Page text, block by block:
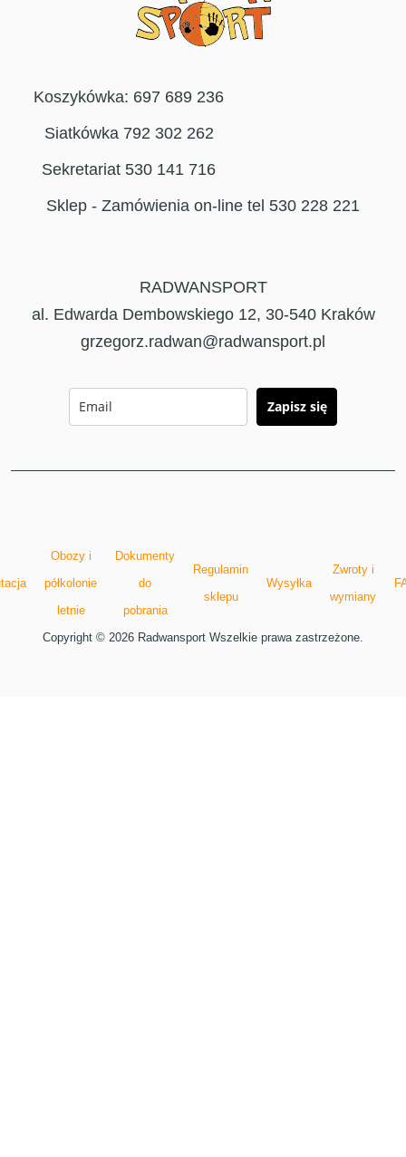
Koszykówka: 697 689 236
Siatkówka 792 302 262
Sekretariat 530 141 716
Sklep - Zamówienia on-line tel 530 228 221
RADWANSPORT
al. Edwarda Dembowskiego 12, 30-540 Kraków
grzegorz.radwan@radwansport.pl
Zapisz się
Obozy i
półkolonie
letnie
Dokumenty
do
pobrania
Regulamin
sklepu
Wysyłka
Zwroty i
wymiany
Copyright © 2026 Radwansport Wszelkie prawa zastrzeżone.